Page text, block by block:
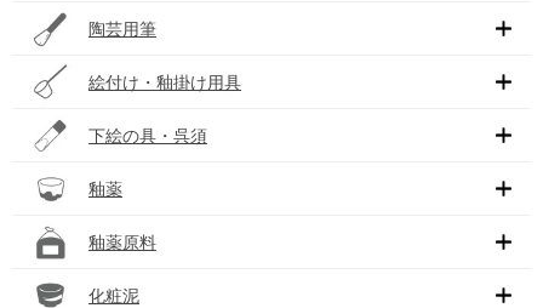
陶芸用筆
絵付け・釉掛け用具
下絵の具・呉須
釉薬
釉薬原料
化粧泥